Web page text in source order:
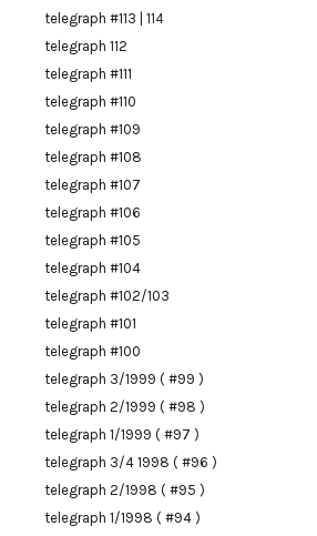
telegraph #113 | 114
telegraph 112
telegraph #111
telegraph #110
telegraph #109
telegraph #108
telegraph #107
telegraph #106
telegraph #105
telegraph #104
telegraph #102/103
telegraph #101
telegraph #100
telegraph 3/1999 ( #99 )
telegraph 2/1999 ( #98 )
telegraph 1/1999 ( #97 )
telegraph 3/4 1998 ( #96 )
telegraph 2/1998 ( #95 )
telegraph 1/1998 ( #94 )